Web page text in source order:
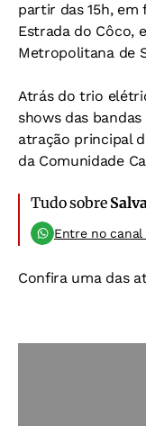
partir das 15h, em
Estrada do Côco,
Metropolitana de
Atrás do trio
shows das
atração principal
da Comunidade
Tudo sobre
Entre no canal
Confira uma das